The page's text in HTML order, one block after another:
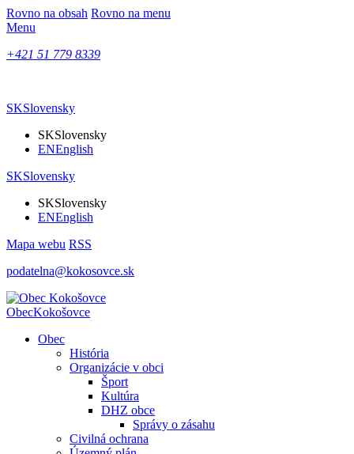
Rovno na obsah Rovno na menu
Menu
+421 51 779 8339
SKSlovensky
SKSlovensky
ENEnglish
SKSlovensky
SKSlovensky
ENEnglish
Mapa webu RSS
podatelna@kokosovce.sk
ObecKokošovce
Obec
História
Organizácie v obci
Šport
Kultúra
DHZ obce
Správy o zásahu
Civilná ochrana